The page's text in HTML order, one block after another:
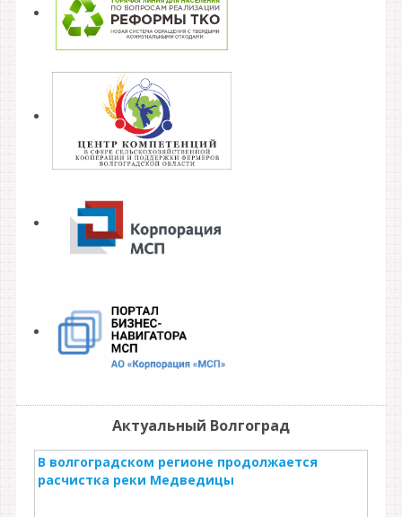
Актуальный Волгоград
В волгоградском регионе продолжается
расчистка реки Медведицы